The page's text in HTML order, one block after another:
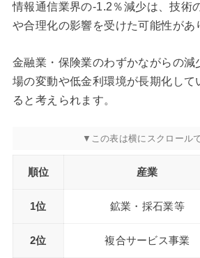
情報通信業界の-1.2％減少は、技術
や合理化の影響を受けた可能性があ
金融業・保険業のわずかながらの減
場の変動や低金利環境が長期化して
ると考えられます。
順位 産業
1位 鉱業・採石業等
2位 複合サービス事業